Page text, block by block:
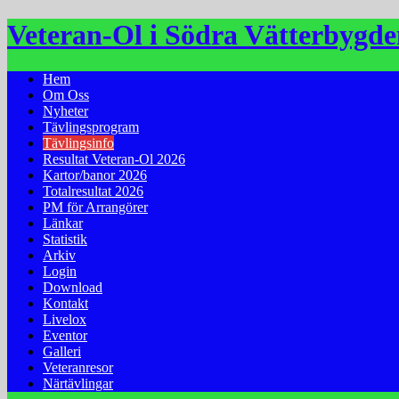
Hoppa
till
Veteran-Ol i Södra
Hem
Om Oss
Nyheter
Tävlingsprogram
Tävlingsinfo
Resultat Veteran-Ol 2026
Kartor/banor 2026
Totalresultat 2026
PM för Arrangörer
Länkar
Statistik
Arkiv
Login
Download
Kontakt
Livelox
Eventor
Galleri
Veteranresor
Närtävlingar